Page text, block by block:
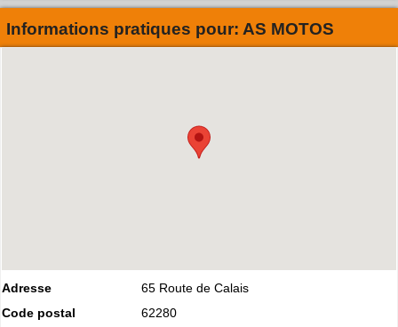
Informations pratiques pour: AS MOTOS
Adresse
65 Route de Calais
Code postal
62280